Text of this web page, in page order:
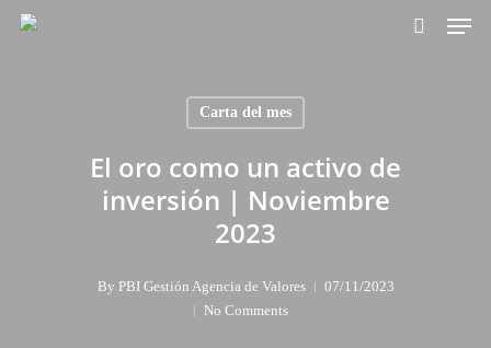
Skip
Menu
Carta del mes
El oro como un activo de
inversión | Noviembre
2023
By PBI Gestión Agencia de Valores
07/11/2023
No Comments